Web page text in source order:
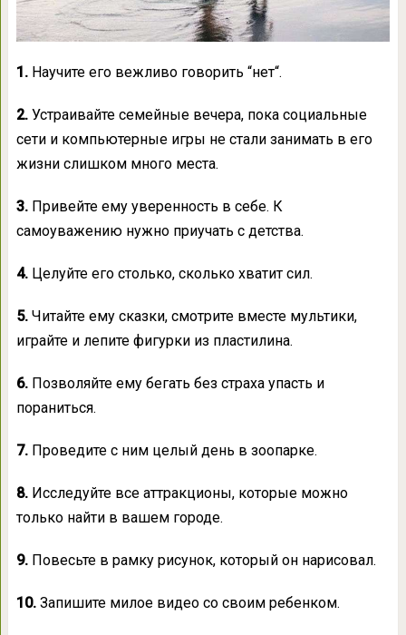
1.Научите его вежливо говорить “нет“.
2.Устраивайте семейные вечера, пока социальные
сети и компьютерные игры не стали занимать в его
жизни слишком много места.
3.Привейте ему уверенность в себе. К
самоуважению нужно приучать с детства.
4.Целуйте его столько, сколько хватит сил.
5.Читайте ему сказки, смотрите вместе мультики,
играйте и лепите фигурки из пластилина.
6.Позволяйте ему бегать без страха упасть и
пораниться.
7.Проведите с ним целый день в зоопарке.
8.Исследуйте все аттракционы, которые можно
только найти в вашем городе.
9.Повесьте в рамку рисунок, который он нарисовал.
10.Запишите милое видео со своим ребенком.